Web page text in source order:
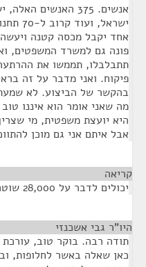
אנשים. 375
אחד יקבל מכסה קטנה
פונה גם למשרד המשפטים,
תתבלבלו, תממשו את
פיקוח. ואני מדבר על זה
בהקשר של הביצוע. לא
מה שאני אומר הוא איננו
היא יועצת משפטית, מי
אבל איתם אני גם מוכן
קריאה
יכולים לדבר על 28,000 שוטרים, 40,000 מתנדבי משטרה.
היו"ר גבי אשכנזי
תודה רבה. בוקר טוב,
כאן שאלה באשר לחלופות,